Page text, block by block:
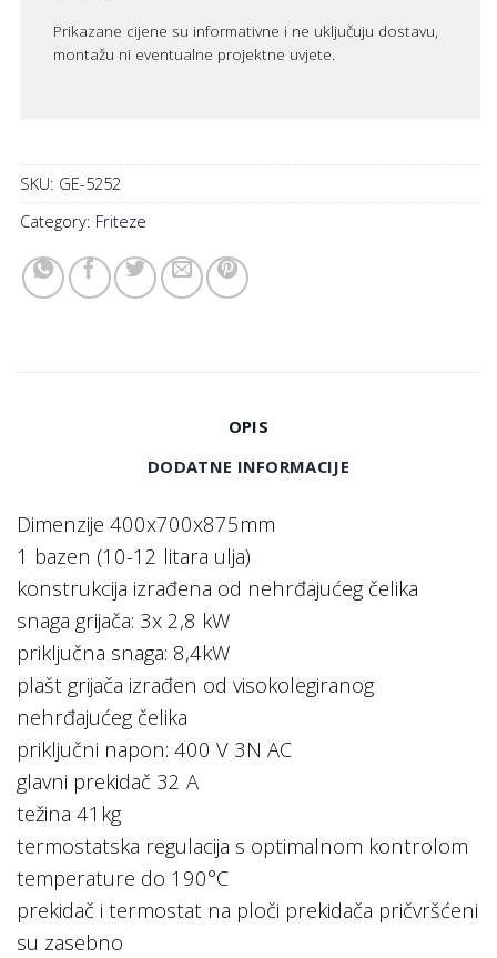
Prikazane cijene su informativne i ne uključuju dostavu,
montažu ni eventualne projektne uvjete.
SKU: GE-5252
Category: Friteze
OPIS
DODATNE INFORMACIJE
Dimenzije 400x700x875mm
1 bazen (10-12 litara ulja)
konstrukcija izrađena od nehrđajućeg čelika
snaga grijača: 3x 2,8 kW
priključna snaga: 8,4kW
plašt grijača izrađen od visokolegiranog
nehrđajućeg čelika
priključni napon: 400 V 3N AC
glavni prekidač 32 A
težina 41kg
termostatska regulacija s optimalnom kontrolom
temperature do 190°C
prekidač i termostat na ploči prekidača pričvršćeni
su zasebno